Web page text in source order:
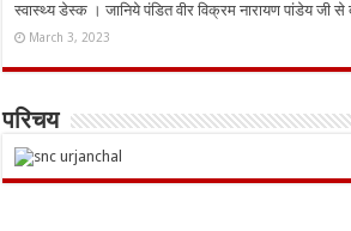
स्वास्थ्य डेस्क । जानिये पंडित वीर विक्रम नारायण पांडेय जी
March 3, 2023
परिचय